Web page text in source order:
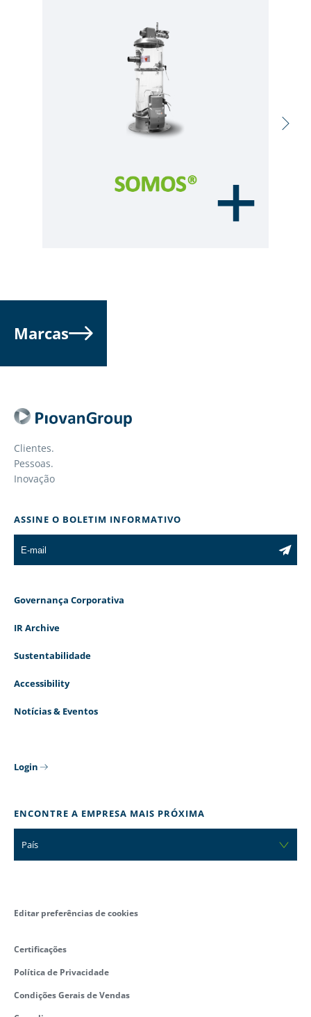
Marcas
Clientes.
Pessoas.
Inovação
ASSINE O BOLETIM INFORMATIVO
Governança Corporativa
IR Archive
Sustentabilidade
Accessibility
Notícias & Eventos
Login
ENCONTRE A EMPRESA MAIS PRÓXIMA
País
Editar preferências de cookies
Certificações
Política de Privacidade
Condições Gerais de Vendas